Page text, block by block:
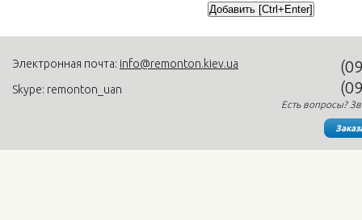
Электронная почта: info@remonton.kiev.ua
Skype: remonton_uan
Есть вопросы?